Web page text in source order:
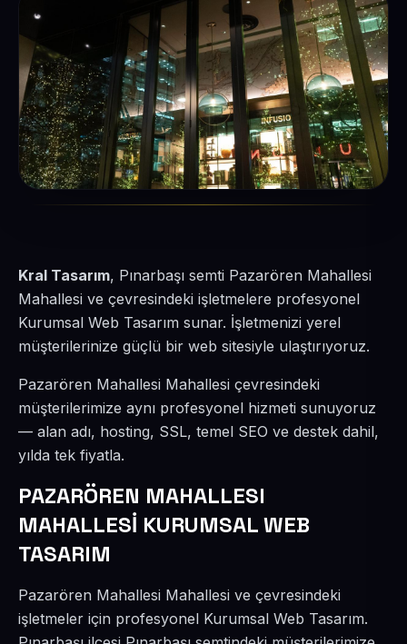
Kral Tasarım, Pınarbaşı semti Pazarören Mahallesi
Mahallesi ve çevresindeki işletmelere profesyonel
Kurumsal Web Tasarım sunar. İşletmenizi yerel
müşterilerinize güçlü bir web sitesiyle ulaştırıyoruz.
Pazarören Mahallesi Mahallesi çevresindeki
müşterilerimize aynı profesyonel hizmeti sunuyoruz
— alan adı, hosting, SSL, temel SEO ve destek dahil,
yılda tek fiyatla.
PAZARÖREN MAHALLESI
MAHALLESİ KURUMSAL WEB
TASARIM
Pazarören Mahallesi Mahallesi ve çevresindeki
işletmeler için profesyonel Kurumsal Web Tasarım.